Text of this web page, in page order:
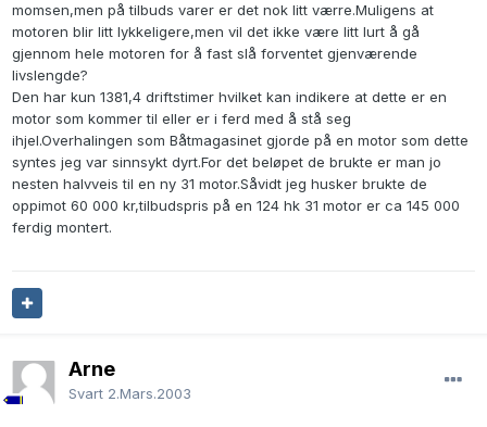
momsen,men på tilbuds varer er det nok litt værre.Muligens at
motoren blir litt lykkeligere,men vil det ikke være litt lurt å gå
gjennom hele motoren for å fast slå forventet gjenværende
livslengde?
Den har kun 1381,4 driftstimer hvilket kan indikere at dette er en
motor som kommer til eller er i ferd med å stå seg
ihjel.Overhalingen som Båtmagasinet gjorde på en motor som dette
syntes jeg var sinnsykt dyrt.For det beløpet de brukte er man jo
nesten halvveis til en ny 31 motor.Såvidt jeg husker brukte de
oppimot 60 000 kr,tilbudspris på en 124 hk 31 motor er ca 145 000
ferdig montert.
Arne
Svart 2.Mars.2003